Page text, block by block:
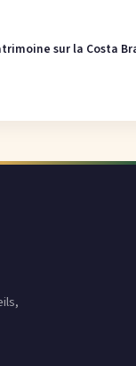
sur la Costa